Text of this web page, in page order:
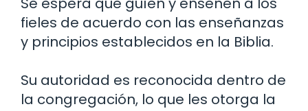
fieles de acuerdo con las enseñanzas
y principios establecidos en la Biblia.
Su autoridad es reconocida dentro de
la congregación, lo que les otorga la